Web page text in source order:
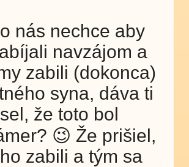
nás nechce aby
navzájom a
zabili (dokonca)
syna, dáva ti
že toto bol
😉 Že prišiel,
zabili a tým sa